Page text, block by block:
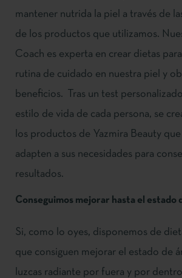
mantener nutrida la piel a través de
de los productos que utilizamos.
Coach es experta en crear dietas
rutina de cuidado en nuestra piel y
beneficios. Tras un test
estilo de vida de cada persona, se
los productos de Yazmira Beauty
adapten a sus necesidades para
resultados.
Conseguimos mejorar hasta el estado
Si, como lo oyes, disponemos de
que consiguen mejorar el estado de
luzcas radiante por fuera y por